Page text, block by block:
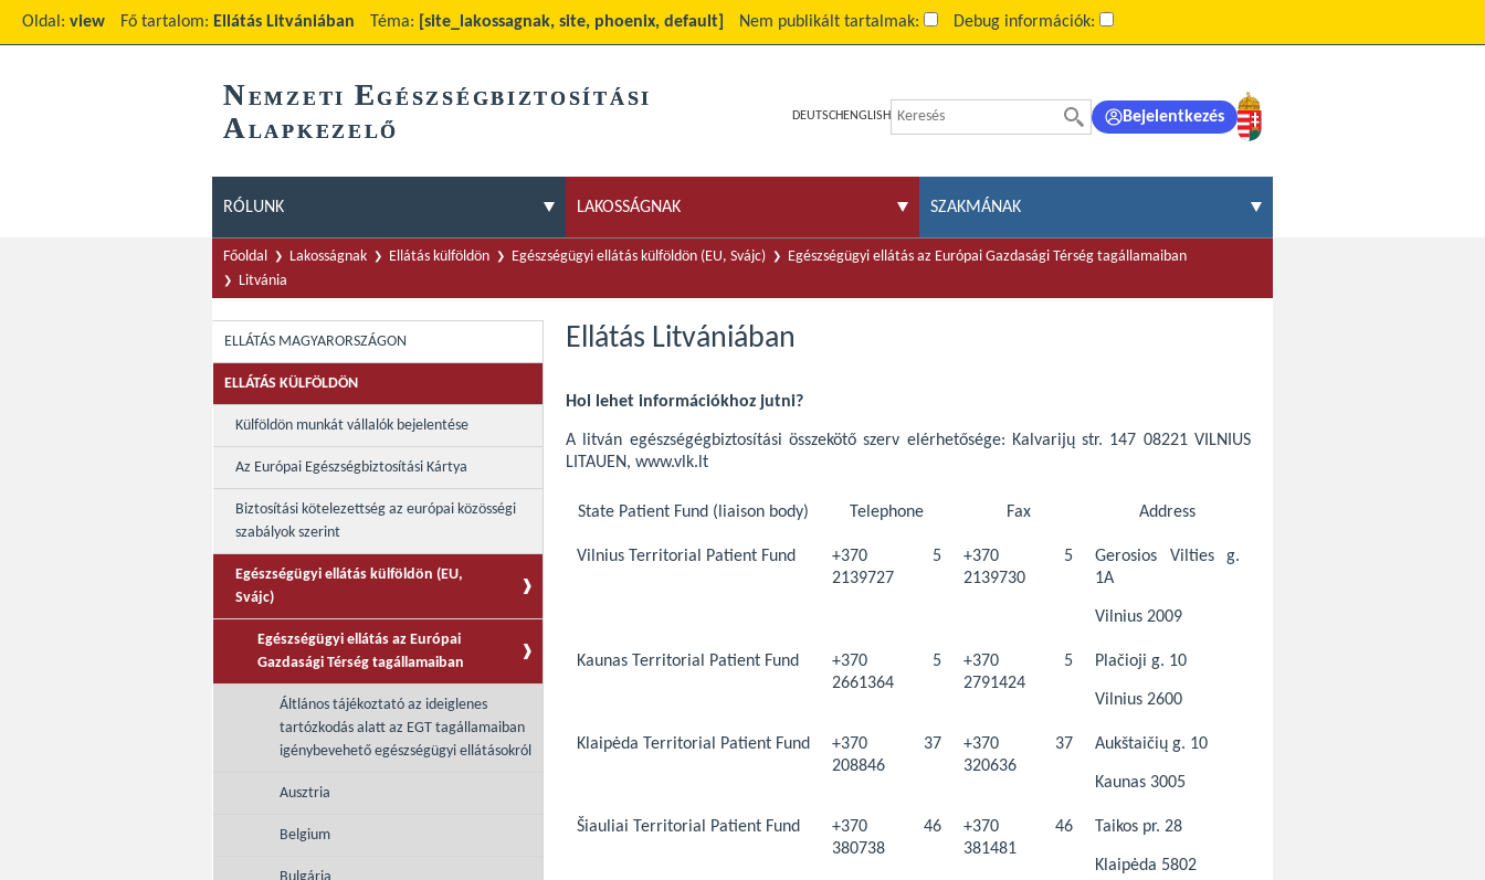
Oldal: view Fő tartalom: Ellátás Litvániában Téma: [site_lakossagnak, site, phoenix, default] Nem publikált tartalmak: Debug információk:
NEMZETI EGÉSZSÉGBIZTOSÍTÁSI
ALAPKEZELŐ
DEUTSCH ENGLISH Bejelentkezés
RÓLUNK LAKOSSÁGNAK SZAKMÁNAK
Főoldal Lakosságnak Ellátás külföldön Egészségügyi ellátás külföldön (EU, Svájc)
Egészségügyi ellátás az Európai Gazdasági Térség tagállamaiban
Litvánia
ELLÁTÁS MAGYARORSZÁGON
ELLÁTÁS KÜLFÖLDÖN
Külföldön munkát vállalók bejelentése
Az Európai Egészségbiztosítási Kártya
Biztosítási kötelezettség az európai közösségi
szabályok szerint
Egészségügyi ellátás külföldön (EU,
Svájc)
Egészségügyi ellátás az Európai
Gazdasági Térség tagállamaiban
Áltlános tájékoztató az ideiglenes
tartózkodás alatt az EGT tagállamaiban
igénybevehető egészségügyi ellátásokról
Ausztria
Belgium
Ellátás Litvániában
Hol lehet információkhoz jutni?
A litván egészségégbiztosítási összekötő szerv elérhetősége: Kalvarijų str. 147 08221 VILNIUS
LITAUEN, www.vlk.lt
State Patient Fund (liaison body) Telephone Fax Address
Vilnius Territorial Patient Fund
+370 5
2139727
+370 5
2139730
Gerosios Vilties g.
1A
Vilnius 2009
Kaunas Territorial Patient Fund
+370 5
2661364
+370 5
2791424
Plačioji g. 10
Vilnius 2600
Klaipėda Territorial Patient Fund
+370 37
208846
+370 37
320636
Aukštaičių g. 10
Kaunas 3005
Šiauliai Territorial Patient Fund
+370 46
380738
+370 46
381481
Taikos pr. 28
Klaipėda 5802